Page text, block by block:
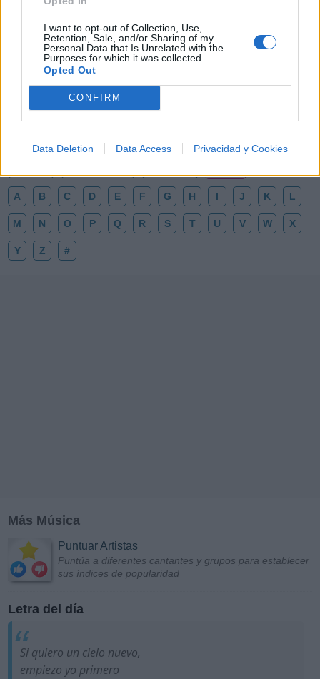
I want to opt-out of Collection, Use,
Retention, Sale, and/or Sharing of my
Personal Data that Is Unrelated with the
Purposes for which it was collected.
Opted Out
CONFIRM
Data Deletion Data Access Privacidad y Cookies
Añadir un comentario ...
🪐🚀 Canciones para Ver las Estrellas:
Psicodelia y Space Rock 🎸✨
🌌🚀 Viaje intergaláctico: la mejor selección de
tus noches de astronomía. 🪐🎸 Desconecta, mira
A B C D E F G H I J K L
M N O P Q R S T U V W X
Y Z #
Más Música
Puntuar Artistas
Puntúa a diferentes cantantes y grupos para establecer
sus índices de popularidad
Letra del día
Si quiero un cielo nuevo,
empiezo yo primero